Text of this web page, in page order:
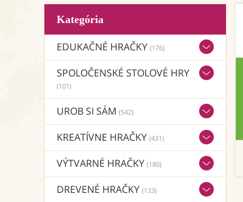
Kategória
EDUKAČNÉ HRAČKY (176)
SPOLOČENSKÉ STOLOVÉ HRY
(101)
UROB SI SÁM (542)
KREATÍVNE HRAČKY (431)
VÝTVARNÉ HRAČKY (180)
DREVENÉ HRAČKY (133)